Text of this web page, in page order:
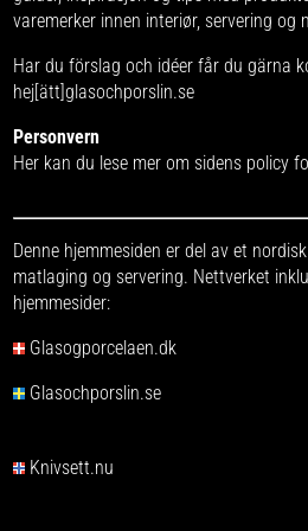
varemerker innen interiør, servering og
Har du förslag och idéer får du gärna
hej[ätt]glasochporslin.se
Personvern
Her kan du lese mer om sidens policy
Denne hjemmesiden er del av et
matlaging og servering. Nettverket
hjemmesider:
Glasogporcelaen.dk
Glasochporslin.se
Knivsett.nu